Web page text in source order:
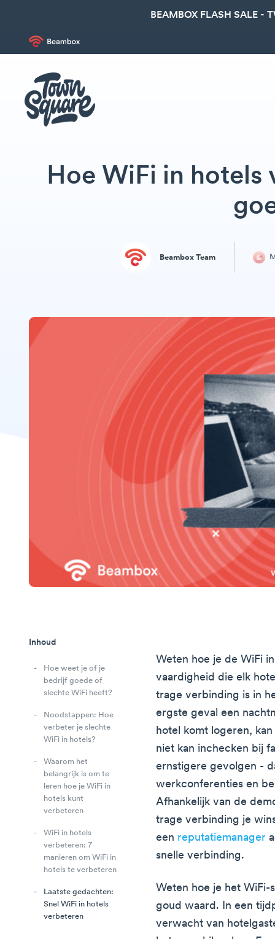
BEAMBOX FLASH SALE -
Hoe WiFi in hotels
Beambox Team
Inhoud
Hoe weet je of je
bedrijf goede of
slechte WiFi heeft?
Noodstappen: Hoe
verbeter je slechte
WiFi in hotels?
Waarom het
belangrijk is om te
leren hoe je WiFi in
hotels kunt
verbeteren
WiFi in hotels
verbeteren: 7
manieren om WiFi in
hotels te verbeteren
Laatste gedachten:
Snel WiFi in hotels
verbeteren
Weten hoe je de WiFi
vaardigheid die elk
trage verbinding is in
ergste geval een
hotel komt logeren,
niet kan inchecken bij
ernstigere gevolgen -
werkconferenties en
Afhankelijk van de
trage verbinding je
een reputatiemanager
snelle verbinding.
Weten hoe je het WiFi-
goud waard. In een
verwacht van